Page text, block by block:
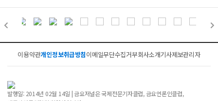
이용약관개인정보취급방침이메일무단수집거부회사소개기사제보관리자
발행일: 2014년 02월 14일 | 금요저널은 국제전문기자클럽, 금요언론인클럽,